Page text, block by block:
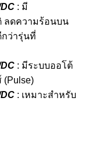
: มี
ลดความร้อนบน
กว่ารุ่นที่
: มีระบบออโต้
(Pulse)
: เหมาะสำหรับ